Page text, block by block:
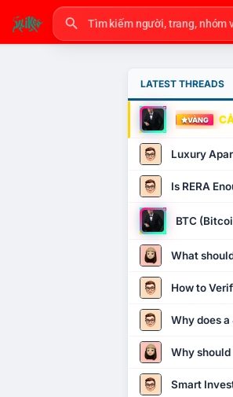
LATEST THREADS
VÀNG
Luxury
Is RERA
BTC
What
How to
Why does
Why should
Smart